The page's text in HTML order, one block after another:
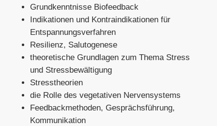
Grundkenntnisse Biofeedback
Indikationen und Kontraindikationen für
Entspannungsverfahren
Resilienz, Salutogenese
theoretische Grundlagen zum Thema Stress
und Stressbewältigung
Stresstheorien
die Rolle des vegetativen Nervensystems
Feedbackmethoden, Gesprächsführung,
Kommunikation